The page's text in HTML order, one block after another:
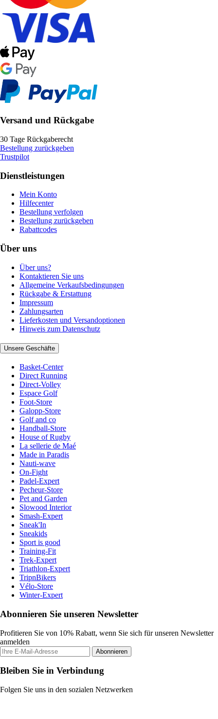
Versand und Rückgabe
30 Tage Rückgaberecht
Bestellung zurückgeben
Trustpilot
Dienstleistungen
Mein Konto
Hilfecenter
Bestellung verfolgen
Bestellung zurückgeben
Rabattcodes
Über uns
Über uns?
Kontaktieren Sie uns
Allgemeine Verkaufsbedingungen
Rückgabe & Erstattung
Impressum
Zahlungsarten
Lieferkosten und Versandoptionen
Hinweis zum Datenschutz
Unsere Geschäfte
Basket-Center
Direct Running
Direct-Volley
Espace Golf
Foot-Store
Galopp-Store
Golf and co
Handball-Store
House of Rugby
La sellerie de Maé
Made in Paradis
Nauti-wave
On-Fight
Padel-Expert
Pecheur-Store
Pet and Garden
Slowood Interior
Smash-Expert
Sneak'In
Sneakids
Sport is good
Training-Fit
Trek-Expert
Triathlon-Expert
TripnBikers
Vélo-Store
Winter-Expert
Abonnieren Sie unseren Newsletter
Profitieren Sie von 10% Rabatt, wenn Sie sich für unseren Newsletter
anmelden
Abonnieren
Bleiben Sie in Verbindung
Folgen Sie uns in den sozialen Netzwerken